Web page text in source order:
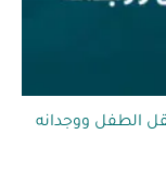
الطفل ووجدانه